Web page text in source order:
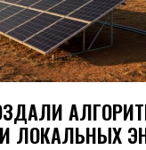
ЛОКАЛЬНЫХ